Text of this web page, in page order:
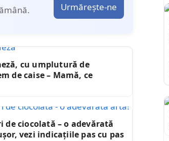
Urmărește-ne
cu umplutură de
de caise – Mamă, ce
de ciocolată – o adevărată
vezi indicațiile pas cu pas